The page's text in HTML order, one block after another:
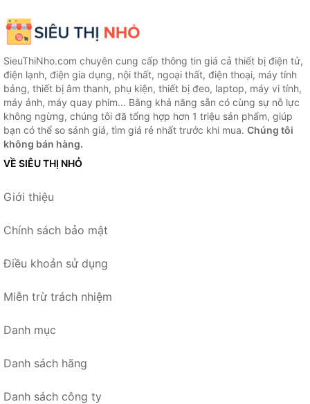
SieuThiNho.com chuyên cung cấp thông tin giá cả thiết bị điện tử,
điện lạnh, điện gia dụng, nội thất, ngoại thất, điện thoại, máy tính
bảng, thiết bị âm thanh, phụ kiện, thiết bị đeo, laptop, máy vi tính,
máy ảnh, máy quay phim... Bằng khả năng sẵn có cùng sự nỗ lực
không ngừng, chúng tôi đã tổng hợp hơn 1 triệu sản phẩm, giúp
bạn có thể so sánh giá, tìm giá rẻ nhất trước khi mua. Chúng tôi
không bán hàng.
VỀ SIÊU THỊ NHỎ
Giới thiệu
Chính sách bảo mật
Điều khoản sử dụng
Miễn trừ trách nhiệm
Danh mục
Danh sách hãng
Danh sách công ty